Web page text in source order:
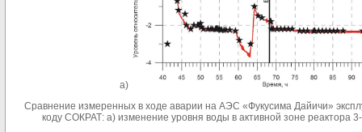
а)
Сравнение измеренных в ходе аварии на АЭС «Фукусима Дайичи»
коду СОКРАТ: а) изменение уровня воды в активной зоне реактора